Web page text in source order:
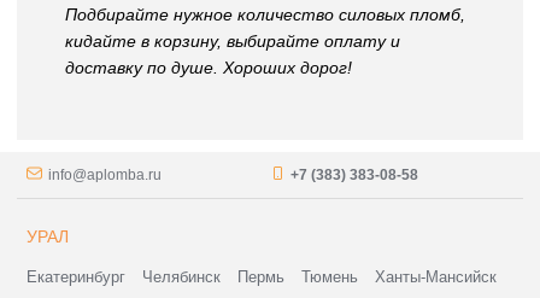
Подбирайте нужное количество силовых пломб,
кидайте в корзину, выбирайте оплату и
доставку по душе. Хороших дорог!
info@aplomba.ru +7 (383) 383-08-58
УРАЛ
Екатеринбург Челябинск Пермь Тюмень Ханты-Мансийск